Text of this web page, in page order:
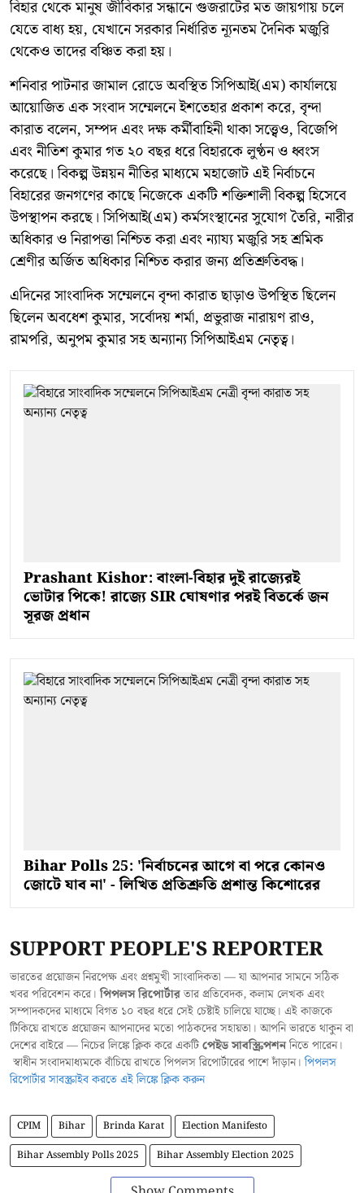
বিহার থেকে মানুষ জীবিকার সন্ধানে গুজরাটের মত জায়গায় চলে
যেতে বাধ্য হয়, যেখানে সরকার নির্ধারিত ন্যূনতম দৈনিক মজুরি
থেকেও তাদের বঞ্চিত করা হয়।
শনিবার পাটনার জামাল রোডে অবস্থিত সিপিআই(এম) কার্যালয়ে
আয়োজিত এক সংবাদ সম্মেলনে ইশতেহার প্রকাশ করে, বৃন্দা
কারাত বলেন, সম্পদ এবং দক্ষ কর্মীবাহিনী থাকা সত্ত্বেও, বিজেপি
এবং নীতিশ কুমার গত ২০ বছর ধরে বিহারকে লুণ্ঠন ও ধ্বংস
করেছে। বিকল্প উন্নয়ন নীতির মাধ্যমে মহাজোট এই নির্বাচনে
বিহারের জনগণের কাছে নিজেকে একটি শক্তিশালী বিকল্প হিসেবে
উপস্থাপন করছে। সিপিআই(এম) কর্মসংস্থানের সুযোগ তৈরি, নারীর
অধিকার ও নিরাপত্তা নিশ্চিত করা এবং ন্যায্য মজুরি সহ শ্রমিক
শ্রেণীর অর্জিত অধিকার নিশ্চিত করার জন্য প্রতিশ্রুতিবদ্ধ।
এদিনের সাংবাদিক সম্মেলনে বৃন্দা কারাত ছাড়াও উপস্থিত ছিলেন
ছিলেন অবধেশ কুমার, সর্বোদয় শর্মা, প্রভুরাজ নারায়ণ রাও,
রামপরি, অনুপম কুমার সহ অন্যান্য সিপিআইএম নেতৃত্ব।
Prashant Kishor: বাংলা-বিহার দুই রাজ্যেরই
ভোটার পিকে! রাজ্যে SIR ঘোষণার পরই বিতর্কে জন
সূরজ প্রধান
Bihar Polls 25: 'নির্বাচনের আগে বা পরে কোনও
জোটে যাব না' - লিখিত প্রতিশ্রুতি প্রশান্ত কিশোরের
SUPPORT PEOPLE'S REPORTER
ভারতের প্রয়োজন নিরপেক্ষ এবং প্রশ্নমুখী সাংবাদিকতা — যা আপনার সামনে সঠিক
খবর পরিবেশন করে।পিপলস রিপোর্টারতার প্রতিবেদক, কলাম লেখক এবং
সম্পাদকদের মাধ্যমে বিগত ১০ বছর ধরে সেই চেষ্টাই চালিয়ে যাচ্ছে। এই কাজকে
টিকিয়ে রাখতে প্রয়োজন আপনাদের মতো পাঠকদের সহায়তা। আপনি ভারতে থাকুন বা
দেশের বাইরে — নিচের লিঙ্কে ক্লিক করে একটিপেইড সাবস্ক্রিপশননিতে পারেন।
স্বাধীন সংবাদমাধ্যমকে বাঁচিয়ে রাখতে পিপলস রিপোর্টারের পাশে দাঁড়ান।পিপলস
রিপোর্টার সাবস্ক্রাইব করতে এই লিঙ্কে ক্লিক করুন
CPIM Bihar Brinda Karat
Election Manifesto
Bihar Assembly Polls 2025
Bihar Assembly Election 2025